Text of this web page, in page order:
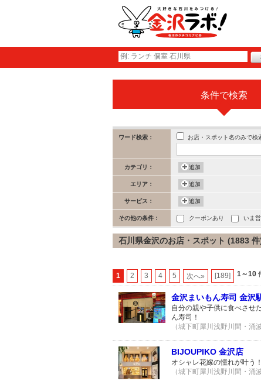
条件で検索
ワード検索： お店・スポット名のみで検
カテゴリ： 追加
エリア： 追加
サービス： 追加
その他の条件： クーポンあり いま
石川県金沢のお店・スポット (1883 件
1 2 3 4 5 次へ» [189] 1～10
金沢まいもん寿司 金沢
自分の親や子供に食べさせ
ん寿司！
（城下町犀川浅野川間・涌
BIJOUPIKO 金沢店
オシャレ花嫁の憧れが叶う
（城下町犀川浅野川間・涌